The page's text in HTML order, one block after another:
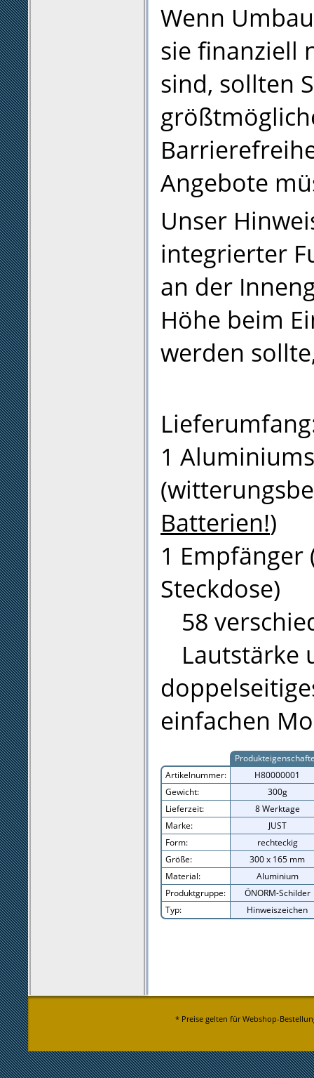
Wenn
sie finanziell
sind, sollten
Angebote
Unser
integrierter
an der
Höhe beim
werden
1
Batterien!)
1 Empfänger
Steckdose)
58
Lautstärke
einfachen
Artikelnummer:
H80000001
Gewicht:
300g
Lieferzeit:
8 Werktage
Marke:
JUST
Form:
rechteckig
Größe:
300 x 165 mm
Material:
Aluminium
Produktgruppe:
ÖNORM-Schilder
Typ:
Hinweiszeichen
* Preise gelten für Webshop-